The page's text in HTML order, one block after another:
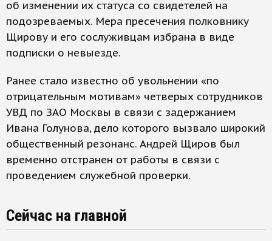
об изменении их статуса со свидетелей на
подозреваемых. Мера пресечения полковнику
Щирову и его сослуживцам избрана в виде
подписки о невыезде.
Ранее стало известно об увольнении «по
отрицательным мотивам» четверых сотрудников
УВД по ЗАО Москвы в связи с задержанием
Ивана Голунова, дело которого вызвало широкий
общественный резонанс. Андрей Щиров был
временно отстранен от работы в связи с
проведением служебной проверки.
Сейчас на главной